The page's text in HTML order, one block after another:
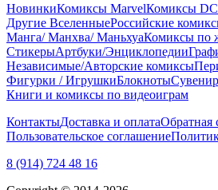
НовинкиКомиксы MarvelКомиксы DC
Другие ВселенныеРоссийские
Манга/ Манхва/ МаньхуаКомиксы по
СтикерыАртбуки/Энциклопедии
Независимые/Авторские комиксы
Фигурки / ИгрушкиБлокноты
Книги и комиксы по видеоиграм
КонтактыДоставка и оплатаОбратная
Пользовательское соглашение
8 (914) 724 48 16